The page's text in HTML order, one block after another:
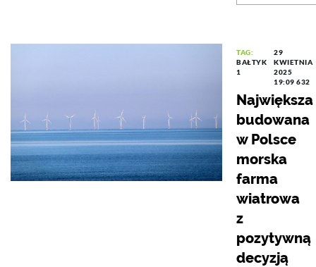
TAG:
BAŁTYK
1
29
KWIETNIA
2025
19:09 632
Największa
budowana
w Polsce
morska
farma
wiatrowa
z
pozytywną
decyzją